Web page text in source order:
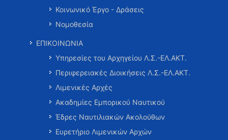
Κοινωνικό Έργο - Δράσεις
Νομοθεσία
ΕΠΙΚΟΙΝΩΝΙΑ
Υπηρεσίες του Αρχηγείου Λ.Σ.-ΕΛ.ΑΚΤ.
Περιφερειακές Διοικήσεις Λ.Σ.-ΕΛ.ΑΚΤ.
Λιμενικές Αρχές
Ακαδημίες Εμπορικού Ναυτικού
Έδρες Ναυτιλιακών Ακολούθων
Ευρετήριο Λιμενικών Αρχών